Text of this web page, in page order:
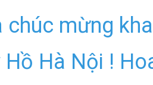
chúc mừng
Hồ Hà Nội !